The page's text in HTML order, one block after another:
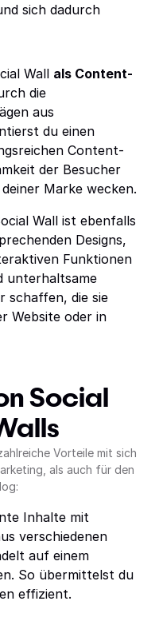
sich dadurch
Wall als Content-
die
aus
du einen
Content-
der Besucher
Marke wecken.
Wall ist ebenfalls
Designs,
Funktionen
unterhaltsame
schaffen, die sie
Website oder in
Social
Vorteile mit sich
als auch für den
Inhalte mit
verschiedenen
auf einem
So übermittelst du
effizient.